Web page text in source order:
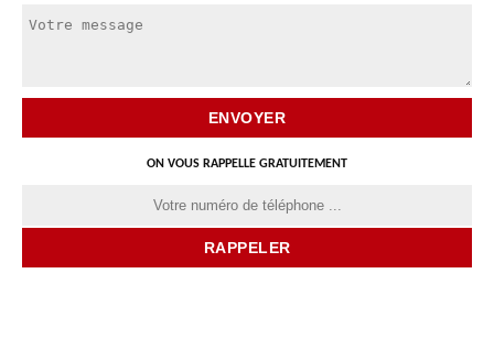
ON VOUS RAPPELLE GRATUITEMENT